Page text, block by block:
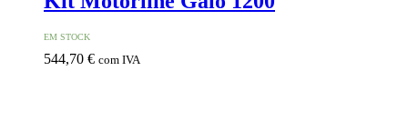
EM STOCK
544,70 € com IVA